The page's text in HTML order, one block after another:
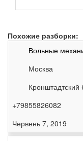
Похожие разборки:
Вольные
Москва
Кронштадтский
+79855826082
Червень 7, 2019